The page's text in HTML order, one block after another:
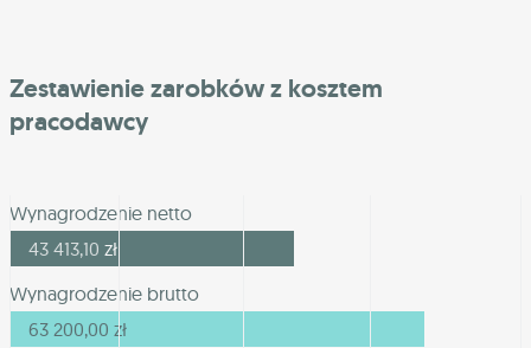
Zestawienie zarobków z kosztem
pracodawcy
Wynagrodzenie netto
43 413,10 zł
Wynagrodzenie brutto
63 200,00 zł